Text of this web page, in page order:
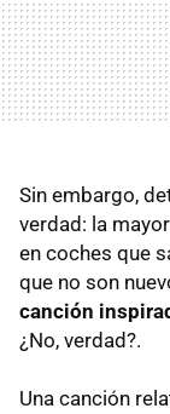
Sin embargo,
verdad: la
en coches que
que no son
canción
¿No, verdad?.
Una canción